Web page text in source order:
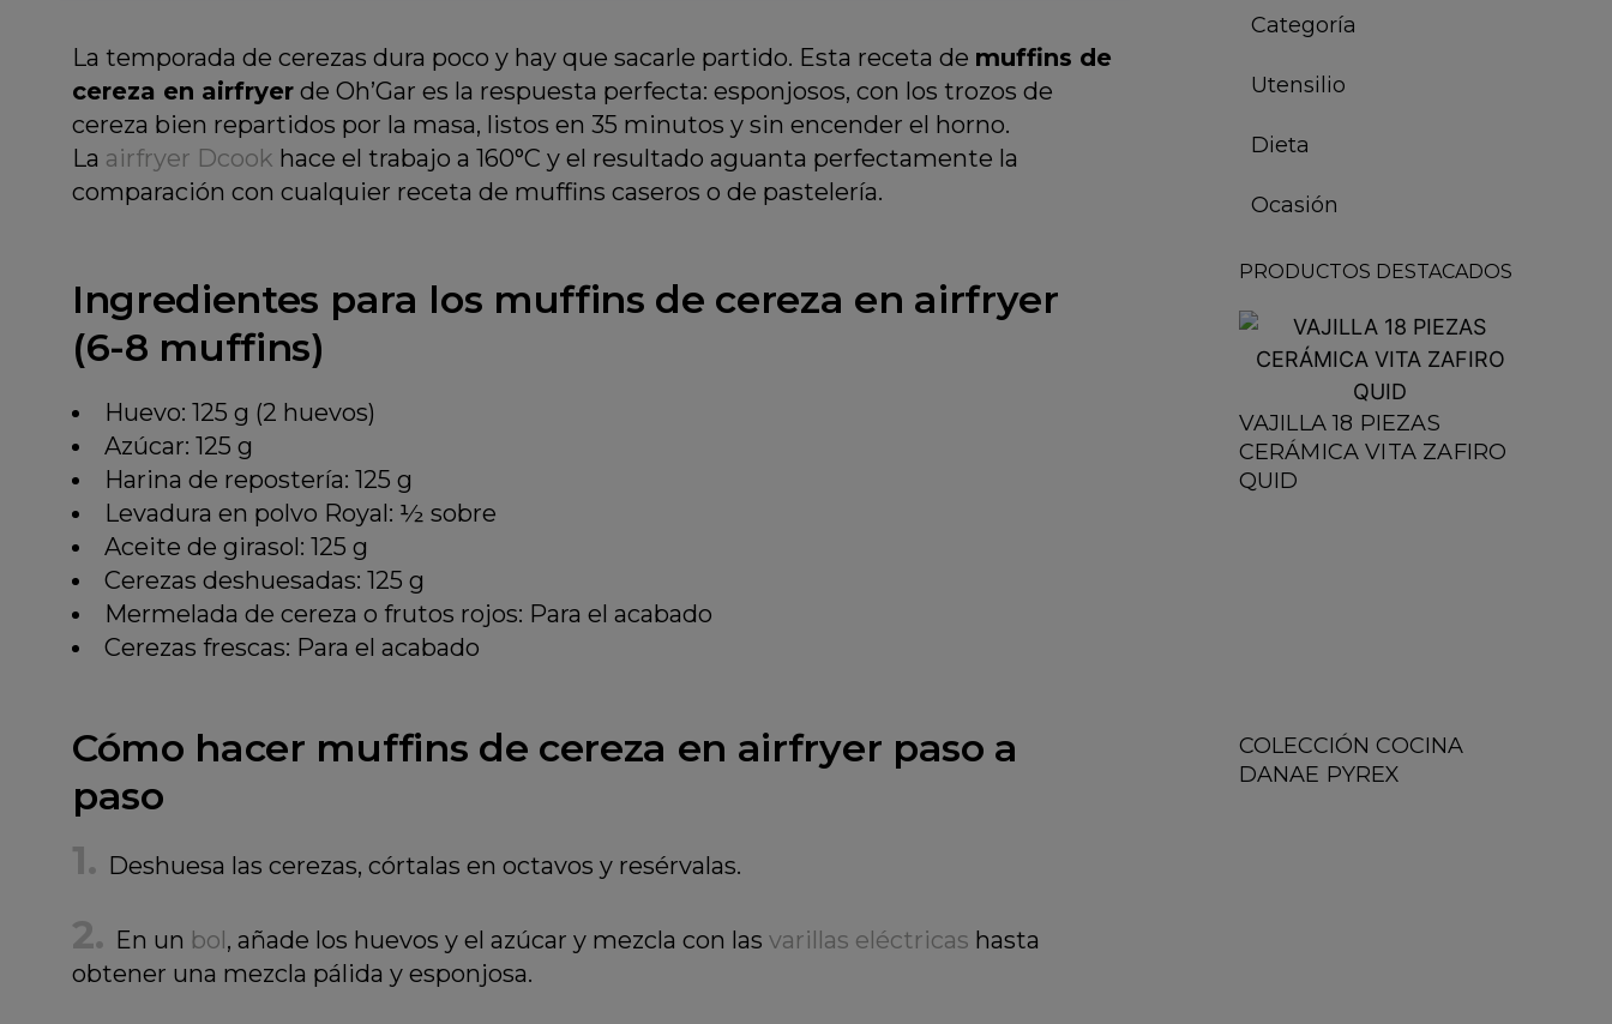
La temporada de cerezas dura poco y hay que sacarle partido. Esta receta de muffins de
cereza en airfryer de Oh’Gar es la respuesta perfecta: esponjosos, con los trozos de
cereza bien repartidos por la masa, listos en 35 minutos y sin encender el horno.
La airfryer Dcook hace el trabajo a 160°C y el resultado aguanta perfectamente la
comparación con cualquier receta de muffins caseros o de pastelería.
Ingredientes para los muffins de cereza en airfryer
(6-8 muffins)
Huevo: 125 g (2 huevos)
Azúcar: 125 g
Harina de repostería: 125 g
Levadura en polvo Royal: ½ sobre
Aceite de girasol: 125 g
Cerezas deshuesadas: 125 g
Mermelada de cereza o frutos rojos: Para el acabado
Cerezas frescas: Para el acabado
Cómo hacer muffins de cereza en airfryer paso a
paso
Deshuesa las cerezas, córtalas en octavos y resérvalas.
En un bol, añade los huevos y el azúcar y mezcla con las varillas eléctricas hasta
obtener una mezcla pálida y esponjosa.
Categoría
Utensilio
Dieta
Ocasión
PRODUCTOS DESTACADOS
VAJILLA 18 PIEZAS
CERÁMICA VITA ZAFIRO
QUID
COLECCIÓN COCINA
DANAE PYREX